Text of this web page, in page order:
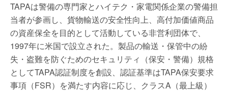
TAPAは警備の専門家とハイテク・家電関係企業の警備担
当者が参画し、貨物輸送の安全性向上、高付加価値商品
の資産保全を目的として活動している非営利団体で、
1997年に米国で設立された。製品の輸送・保管中の紛
失・盗難を防ぐためのセキュリティ（保安・警備）規格
としてTAPA認証制度を創設、認証基準はTAPA保安要求
事項（FSR）を満たす内容に応じ、クラスA（最上級）